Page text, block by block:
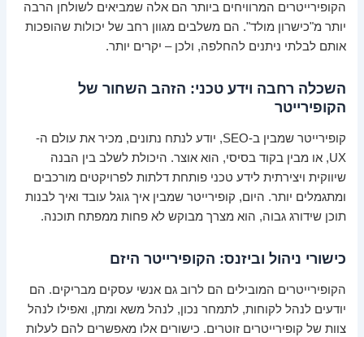
הקופירייטרים המרוויחים ביותר הם אלה שמביאים לשולחן הרבה
יותר מ"כישרון מולד". הם משלבים מגוון רחב של יכולות שהופכות
אותם לבלתי ניתנים להחלפה, ולכן – יקרים יותר.
השכלה רחבה וידע טכני: הזהב השחור של
הקופירייטר
קופירייטר שמבין ב-SEO, יודע לנתח נתונים, מכיר את עולם ה-
UX, או מבין בקוד בסיסי, הוא אוצר. היכולת לשלב בין הבנה
שיווקית ויצירתית לידע טכני פותחת דלתות לפרויקטים מורכבים
ומתגמלים יותר. היום, קופירייטר שמבין איך גוגל עובד ואיך לבנות
תוכן שידורג גבוה, הוא מצרך מבוקש לא פחות ממפתח תוכנה.
כישורי ניהול וביזנס: הקופירייטר היזם
הקופירייטרים המובילים הם לרוב גם אנשי עסקים מבריקים. הם
יודעים לנהל לקוחות, לתמחר נכון, לנהל משא ומתן, ואפילו לנהל
צוות של קופירייטרים זוטרים. כישורים אלו מאפשרים להם לעלות